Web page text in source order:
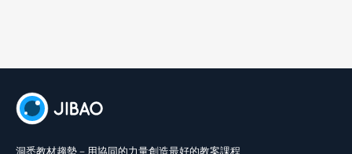
洞悉教材趨勢－用協同的力量創造最好的教案課程